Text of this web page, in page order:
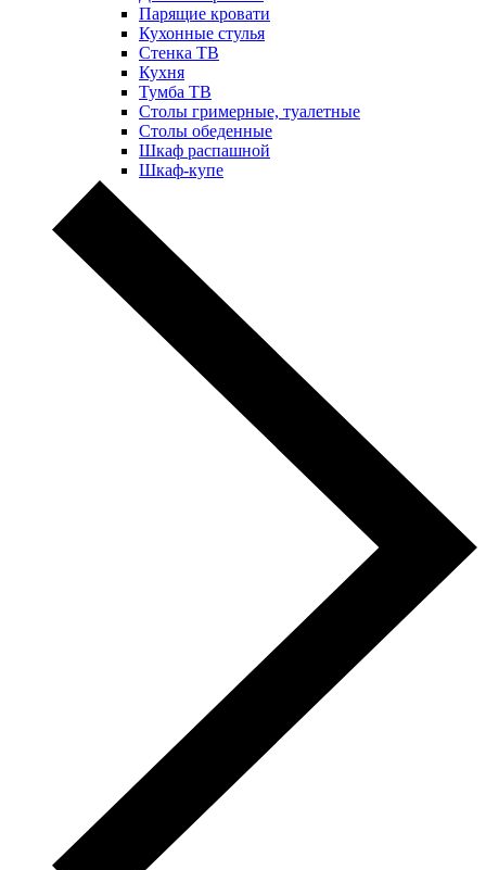
Парящие кровати
Кухонные стулья
Стенка ТВ
Кухня
Тумба ТВ
Столы гримерные, туалетные
Столы обеденные
Шкаф распашной
Шкаф-купе